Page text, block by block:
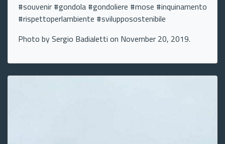
#souvenir #gondola #gondoliere #mose #inquinamento
#rispettoperlambiente #svilupposostenibile
Photo by Sergio Badialetti on November 20, 2019.